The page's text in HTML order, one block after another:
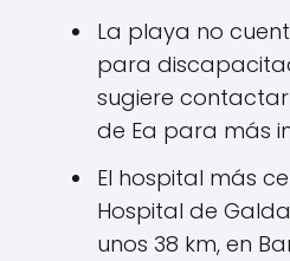
La playa no
para
sugiere
de Ea para más
El hospital más
Hospital de
unos 38 km, en